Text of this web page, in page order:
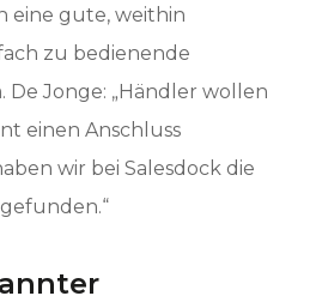
eine gute, weithin
zu bedienende
Jonge: „Händler wollen
einen Anschluss
wir bei Salesdock die